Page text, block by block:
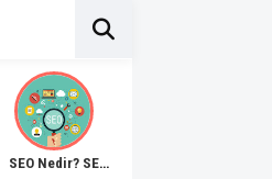
SEO Nedir? SEO Anlamı Açıklama Rehberi